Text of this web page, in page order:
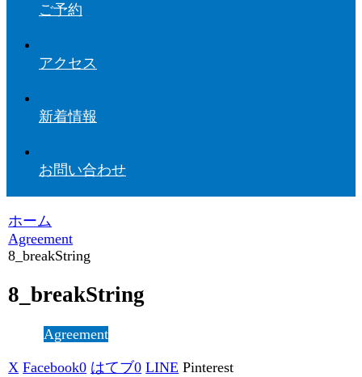
ご予約
アクセス
新着情報
お問い合わせ
ホーム
Agreement
8_breakString
8_breakString
Agreement
X Facebook0 はてブ0 LINE Pinterest